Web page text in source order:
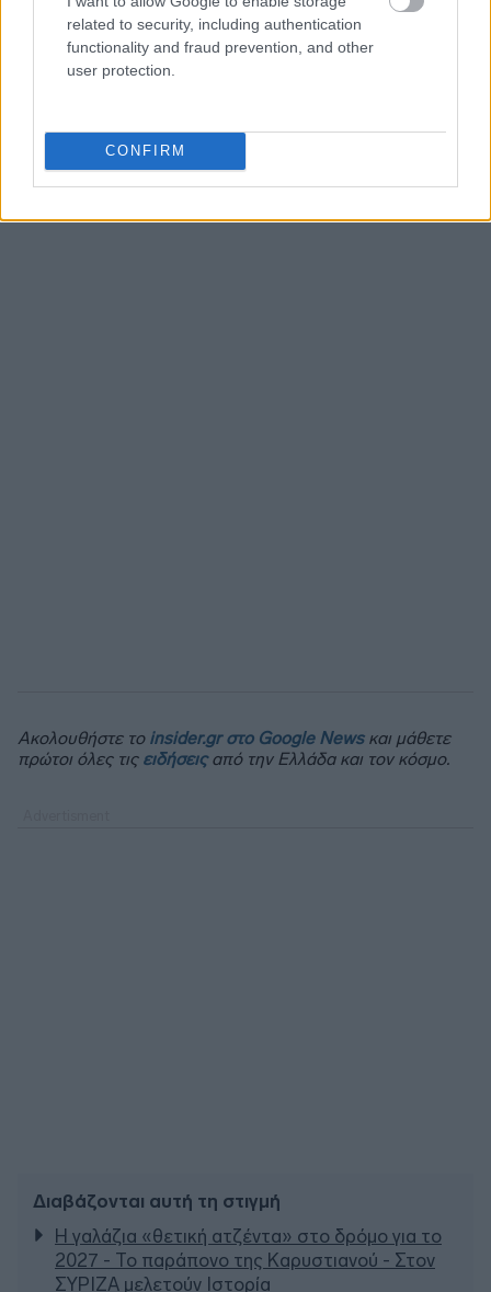
related to security, including authentication
functionality and fraud prevention, and other
user protection.
CONFIRM
Ακολουθήστε το insider.gr στο Google Newsκαι μάθετε
πρώτοι όλες τις ειδήσειςαπό την Ελλάδα και τον κόσμο.
Διαβάζονται αυτή τη στιγμή
Η γαλάζια «θετική ατζέντα» στο δρόμο για το
2027 - Το παράπονο της Καρυστιανού - Στον
ΣΥΡΙΖΑ μελετούν Ιστορία